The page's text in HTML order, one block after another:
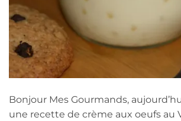
Bonjour Mes Gourmands,
une recette de crème aux oeufs au